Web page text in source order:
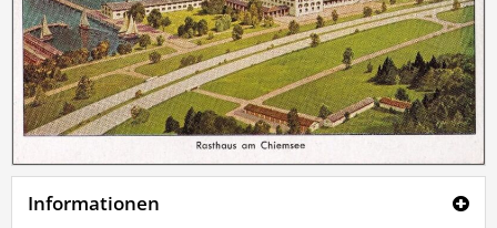
Informationen